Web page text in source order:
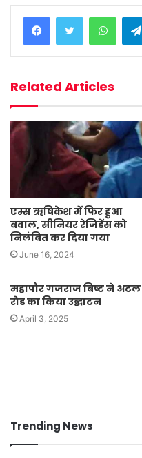
Related Articles
एम्स ऋषिकेश में फिर हुआ
बवाल, सीनियर रेजिडेंस को
निलंबित कर दिया गया
June 16, 2024
महापौर गजराज बिष्ट ने अटल
रोड का किया उद्घाटन
April 3, 2025
Trending News